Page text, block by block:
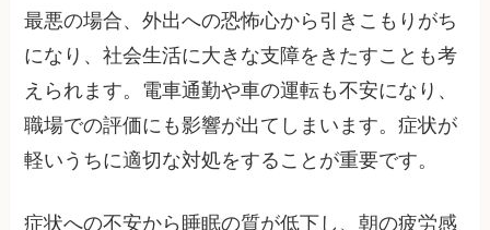
最悪の場合、外出への恐怖心から引きこもりがち
になり、社会生活に大きな支障をきたすことも考
えられます。電車通勤や車の運転も不安になり、
職場での評価にも影響が出てしまいます。症状が
軽いうちに適切な対処をすることが重要です。
症状への不安から睡眠の質が低下し、朝の疲労感